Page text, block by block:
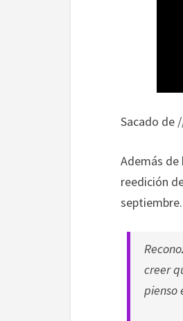
Sacado de
Además de
reedición
septiembre.
creer
pienso